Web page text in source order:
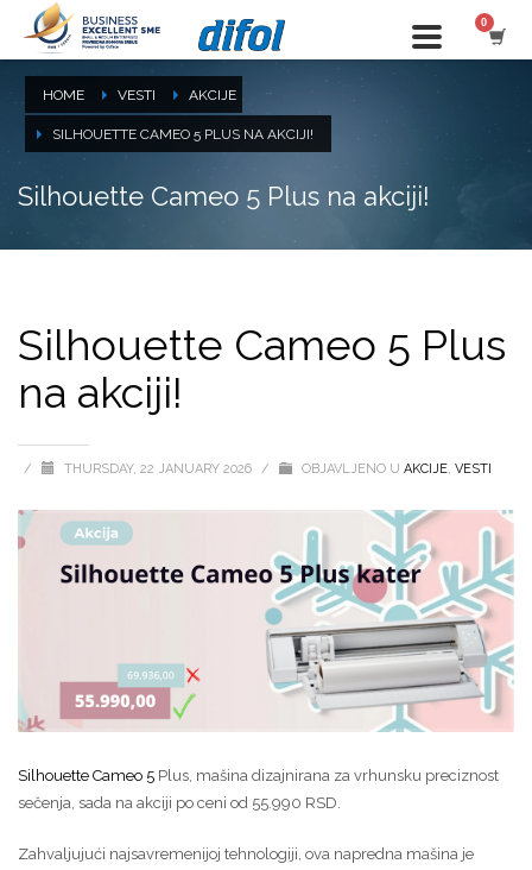
HOME VESTI AKCIJE
SILHOUETTE CAMEO 5 PLUS NA AKCIJI!
Silhouette Cameo 5 Plus na akciji!
Silhouette Cameo 5 Plus
na akciji!
/ THURSDAY, 22 JANUARY 2026 / OBJAVLJENO U AKCIJE, VESTI
Silhouette Cameo 5 Plus, mašina dizajnirana za vrhunsku preciznost
sečenja, sada na akciji po ceni od 55.990 RSD.
Zahvaljujući najsavremenijoj tehnologiji, ova napredna mašina je